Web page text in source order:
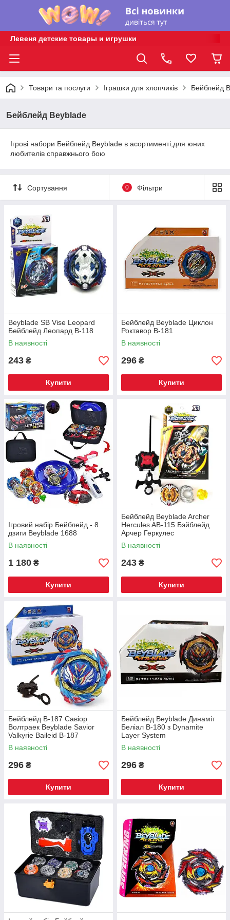
Левеня детские товары и игрушки
Товари та послуги Іграшки для хлопчиків Бейблейд
Бейблейд Beyblade
Ігрові набори Бейблейд Beyblade в асортименті,для юних
любителів справжнього бою
Сортування 0 Фільтри
Beyblade SB Vise Leopard
Бейблейд Леопард В-118
В наявності
243 ₴
Купити
Бейблейд Beyblade Циклон
Роктавор B-181
В наявності
296 ₴
Купити
Ігровий набір Бейблейд - 8
дзиги Beyblade 1688
В наявності
1 180 ₴
Купити
Бейблейд Beyblade Archer
Hercules AB-115 Бэйблейд
Арчер Геркулес
В наявності
243 ₴
Купити
Бейблейд B-187 Савіор
Волтраек Beyblade Savior
Valkyrie Baileid B-187
В наявності
296 ₴
Купити
Бейблейд Beyblade Динаміт
Беліал B-180 з Dynamite
Layer System
В наявності
296 ₴
Купити